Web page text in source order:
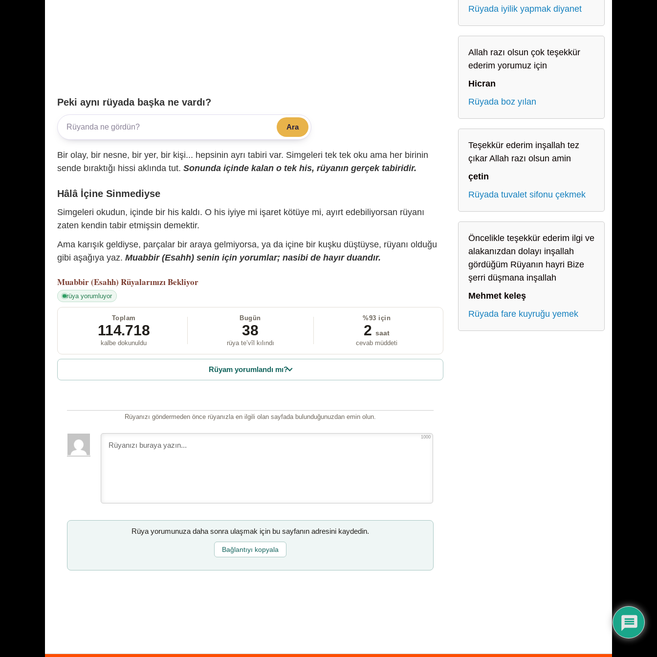
Peki aynı rüyada başka ne vardı?
Ara
Bir olay, bir nesne, bir yer, bir kişi... hepsinin ayrı tabiri var. Simgeleri tek tek oku ama her birinin
sende bıraktığı hissi aklında tut. Sonunda içinde kalan o tek his, rüyanın gerçek tabiridir.
Hâlâ İçine Sinmediyse
Simgeleri okudun, içinde bir his kaldı. O his iyiye mi işaret kötüye mi, ayırt edebiliyorsan rüyanı
zaten kendin tabir etmişsin demektir.
Ama karışık geldiyse, parçalar bir araya gelmiyorsa, ya da içine bir kuşku düştüyse, rüyanı olduğu
gibi aşağıya yaz. Muabbir (Esahh) senin için yorumlar; nasibi de hayır duandır.
Muabbir (Esahh) Rüyalarınızı Bekliyor
rüya yorumluyor
Toplam
114.718
kalbe dokunuldu
Bugün
38
rüya te’vîl kılındı
%93 için
2 saat
cevab müddeti
Rüyam yorumlandı mı?
Rüyanızı göndermeden önce rüyanızla en ilgili olan sayfada bulunduğunuzdan emin olun.
1000
Rüya yorumunuza daha sonra ulaşmak için bu sayfanın adresini kaydedin.
Bağlantıyı kopyala
Rüyada iyilik yapmak diyanet
Allah razı olsun çok teşekkür
ederim yorumuz için
Hicran
Rüyada boz yılan
Teşekkür ederim inşallah tez
çıkar Allah razı olsun amin
çetin
Rüyada tuvalet sifonu çekmek
Öncelikle teşekkür ederim ilgi ve
alakanızdan dolayı inşallah
gördüğüm Rüyanın hayri Bize
şerri düşmana inşallah
Mehmet keleş
Rüyada fare kuyruğu yemek